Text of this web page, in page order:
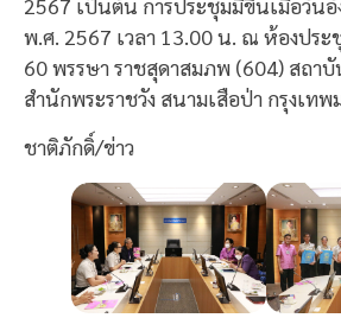
2567 เป็นต้น การประชุมมีขึ้นเมื่อวันอั
พ.ศ. 2567 เวลา 13.00 น. ณ ห้องประ
60 พรรษา ราชสุดาสมภพ (604) สถา
สำนักพระราชวัง สนามเสือป่า กรุงเท
ชาติภักดิ์/ข่าว